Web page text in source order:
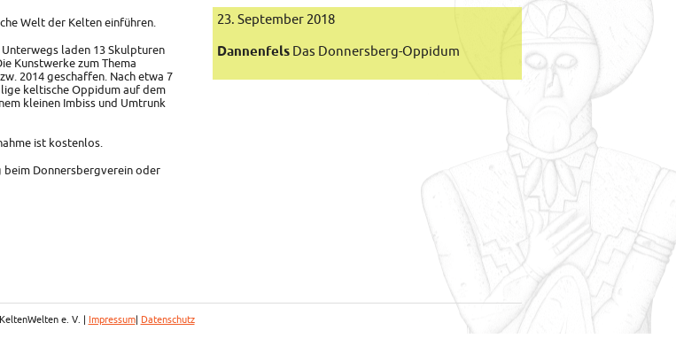
Welt der Kelten einführen.
laden 13 Skulpturen
Kunstwerke zum Thema
2014 geschaffen. Nach etwa 7
keltische Oppidum auf dem
kleinen Imbiss und Umtrunk
ist kostenlos.
beim Donnersbergverein oder
23. September 2018
Dannenfels Das Donnersberg-Oppidum
e. V. | Impressum| Datenschutz